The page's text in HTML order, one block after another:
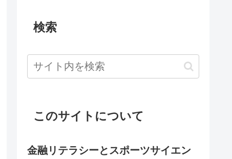
検索
このサイトについて
金融リテラシーとスポーツサイエン